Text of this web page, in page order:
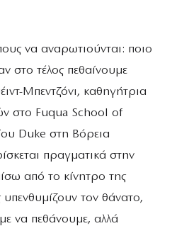
να αναρωτιούνται: ποιο
στο τέλος πεθαίνουμε
Μπεντζόνι, καθηγήτρια
στο Fuqua School of
Duke στη Βόρεια
πραγματικά στην
από το κίνητρο της
τον θάνατο,
να πεθάνουμε, αλλά